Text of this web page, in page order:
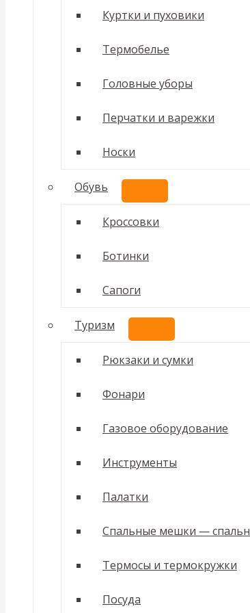
Куртки и пуховики
Термобелье
Головные уборы
Перчатки и варежки
Носки
Обувь
МЕНЮ
Кроссовки
Ботинки
Сапоги
Туризм
МЕНЮ
Рюкзаки и сумки
Фонари
Газовое оборудование
Инструменты
Палатки
Спальные мешки —
Термосы и термокружки
Посуда